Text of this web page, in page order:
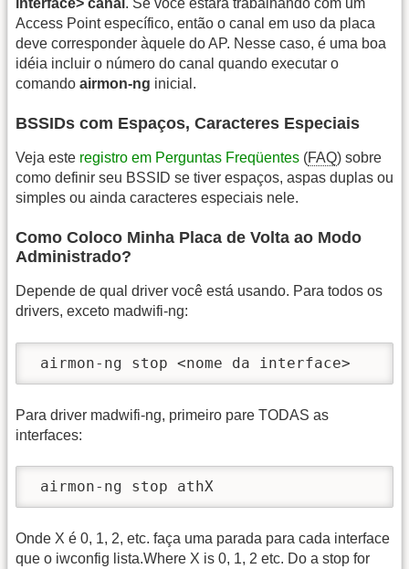
Access Point específico, então o canal em uso da placa
deve corresponder àquele do AP. Nesse caso, é uma boa
idéia incluir o número do canal quando executar o
comando airmon-ng inicial.
BSSIDs com Espaços, Caracteres Especiais
Veja este registro em Perguntas Freqüentes (FAQ) sobre
como definir seu BSSID se tiver espaços, aspas duplas ou
simples ou ainda caracteres especiais nele.
Como Coloco Minha Placa de Volta ao Modo
Administrado?
Depende de qual driver você está usando. Para todos os
drivers, exceto madwifi-ng:
airmon-ng stop <nome da interface>
Para driver madwifi-ng, primeiro pare TODAS as
interfaces:
airmon-ng stop athX
Onde X é 0, 1, 2, etc. faça uma parada para cada interface
que o iwconfig lista.Where X is 0, 1, 2 etc. Do a stop for